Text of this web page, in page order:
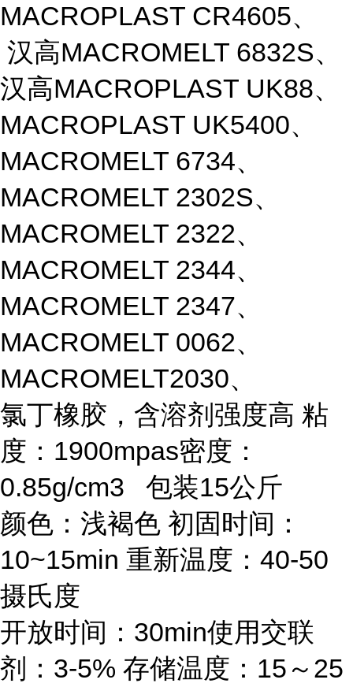
MACROPLAST CR4605、
汉高MACROMELT 6832S、
汉高MACROPLAST UK88、
MACROPLAST UK5400、
MACROMELT 6734、
MACROMELT 2302S、
MACROMELT 2322、
MACROMELT 2344、
MACROMELT 2347、
MACROMELT 0062、
MACROMELT2030、
氯丁橡胶，含溶剂强度高 粘
度：1900mpas密度：
0.85g/cm3 包装15公斤
颜色：浅褐色 初固时间：
10~15min 重新温度：40-50
摄氏度
开放时间：30min使用交联
剂：3-5% 存储温度：15～25